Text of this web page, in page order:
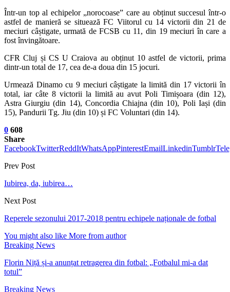
Într-un top al echipelor „norocoase” care au obținut succesul într-o
astfel de manieră se situează FC Viitorul cu 14 victorii din 21 de
meciuri câștigate, urmată de FCSB cu 11, din 19 meciuri în care a
fost învingătoare.
CFR Cluj și CS U Craiova au obținut 10 astfel de victorii, prima
dintr-un total de 17, cea de-a doua din 15 jocuri.
Urmează Dinamo cu 9 meciuri câștigate la limită din 17 victorii în
total, iar câte 8 victorii la limită au avut Poli Timișoara (din 12),
Astra Giurgiu (din 14), Concordia Chiajna (din 10), Poli Iași (din
15), Pandurii Tg. Jiu (din 10) și FC Voluntari (din 14).
0 608
Share
FacebookTwitterReddItWhatsAppPinterestEmailLinkedinTumblr
Prev Post
Iubirea, da, iubirea…
Next Post
Reperele sezonului 2017-2018 pentru echipele naționale de fotbal
You might also like More from author
Breaking News
Florin Niță și-a anunțat retragerea din fotbal: „Fotbalul mi-a dat
totul”
Breaking News